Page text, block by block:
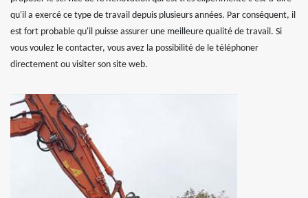
qu'il a exercé ce type de travail depuis plusieurs années. Par conséquent, il
est fort probable qu'il puisse assurer une meilleure qualité de travail. Si
vous voulez le contacter, vous avez la possibilité de le téléphoner
directement ou visiter son site web.